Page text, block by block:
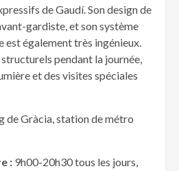
de Gaudí. Son design de
gardiste, et son système
est également très ingénieux.
pendant la journée,
et des visites spéciales
de Gràcia, station de métro
: 9h00-20h30 tous les jours,